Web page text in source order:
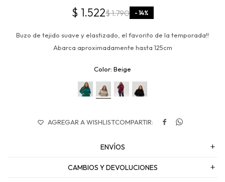
$ 1.522$1.790 14
Buzo de tejido suave y elastizado, el favorito de la temporada!!
Abarca aproximadamente hasta 125cm
Beige
 
ENVÍOS
CAMBIOS Y DEVOLUCIONES